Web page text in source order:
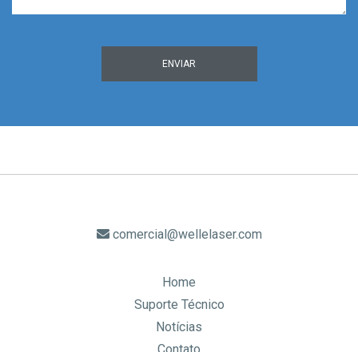
ENVIAR
comercial@wellelaser.com
Home
Suporte Técnico
Notícias